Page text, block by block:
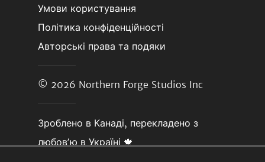
Умови користування
Політика конфіденційності
Авторські права та подяки
© 2026 Northern Forge Studios Inc
Зроблено в Канаді, перекладено з
любовʼю в Україні 🍁